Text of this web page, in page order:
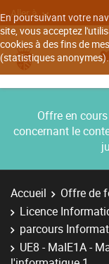
En poursuivant votre
site, vous acceptez
cookies à des fins de
(statistiques anonymes).
Aller à
Offre en
concernant le
Accueil Offre de
Licence
parcours
UE8 - MaIE1A -